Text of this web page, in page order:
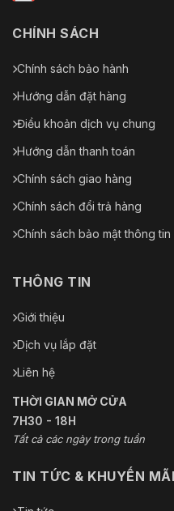
CHÍNH SÁCH
Chính sách bảo hành
Hướng dẫn đặt hàng
Điều khoản dịch vụ chung
Hướng dẫn thanh toán
Chính sách giao hàng
Chính sách đổi trả hàng
Chính sách bảo mật thông tin
THÔNG TIN
Giới thiệu
Dịch vụ lắp đặt
Liên hệ
THỜI GIAN MỞ CỬA
7H30 - 18H
Tất cả các ngày trong tuần
TIN TỨC & KHUYẾN MÃI